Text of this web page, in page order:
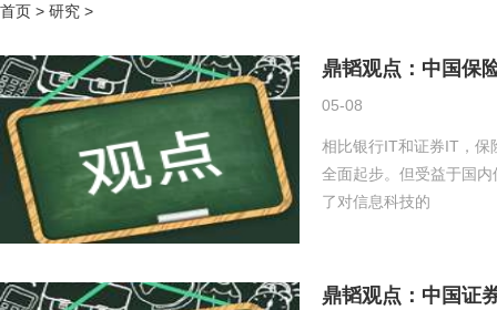
首页 > 研究 >
鼎韬观点：中国保
05-08
相比银行IT和证券IT，保
全面起步。但受益于国
了对信息科技的
鼎韬观点：中国证